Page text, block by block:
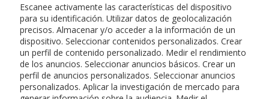
Escanee activamente las características del dispositivo
para su identificación. Utilizar datos de geolocalización
precisos. Almacenar y/o acceder a la información de un
dispositivo. Seleccionar contenidos personalizados. Crear
un perfil de contenido personalizado. Medir el rendimiento
de los anuncios. Seleccionar anuncios básicos. Crear un
perfil de anuncios personalizados. Seleccionar anuncios
personalizados. Aplicar la investigación de mercado para